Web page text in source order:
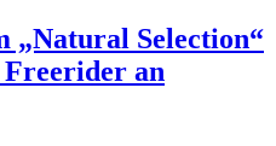
„Natural Selection“
Freerider an